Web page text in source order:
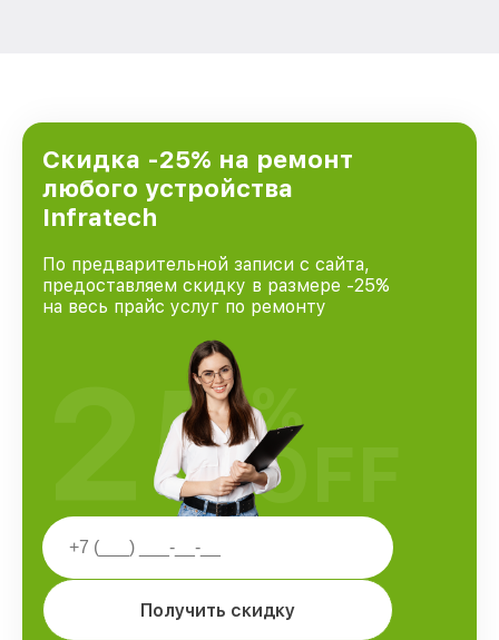
Скидка -25% на ремонт
любого устройства
Infratech
По предварительной записи с сайта,
предоставляем скидку в размере -25%
на весь прайс услуг по ремонту
Получить скидку
25%
OFF